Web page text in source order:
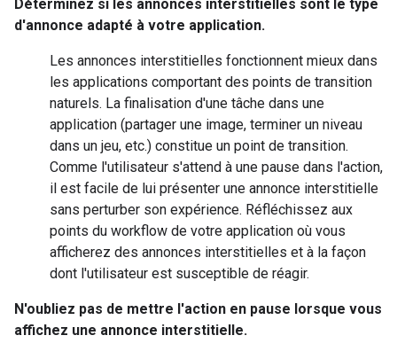
Déterminez si les annonces interstitielles sont le type
d'annonce adapté à votre application.
Les annonces interstitielles fonctionnent mieux dans
les applications comportant des points de transition
naturels. La finalisation d'une tâche dans une
application (partager une image, terminer un niveau
dans un jeu, etc.) constitue un point de transition.
Comme l'utilisateur s'attend à une pause dans l'action,
il est facile de lui présenter une annonce interstitielle
sans perturber son expérience. Réfléchissez aux
points du workflow de votre application où vous
afficherez des annonces interstitielles et à la façon
dont l'utilisateur est susceptible de réagir.
N'oubliez pas de mettre l'action en pause lorsque vous
affichez une annonce interstitielle.